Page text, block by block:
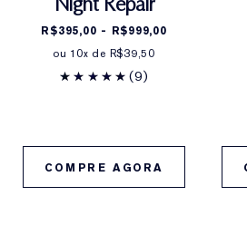
Observação: este aplicador foi
frasco Double Wear atualizado
ml) e não se encaixa na versão
tamanhos menores."
R$395,00 - R$999,00
ou 10x de R$39,50
(9)
COMPRE AGORA